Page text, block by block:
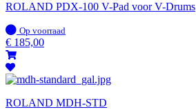
ROLAND PDX-100 V-Pad voor V-Drums
Op
voorraad
Op voorraad
€ 185,00
ROLAND MDH-STD